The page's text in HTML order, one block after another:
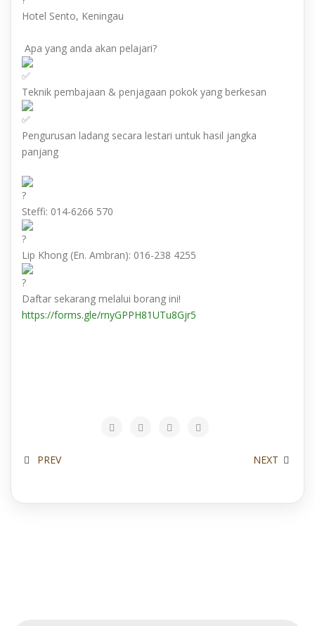
Hotel Sento, Keningau
Apa yang anda akan pelajari?
Teknik pembajaan & penjagaan pokok yang berkesan
Pengurusan ladang secara lestari untuk hasil jangka
panjang
Steffi: 014-6266 570
Lip Khong (En. Ambran): 016-238 4255
Daftar sekarang melalui borang ini!
https://forms.gle/rnyGPPH81UTu8Gjr5
PREV NEXT